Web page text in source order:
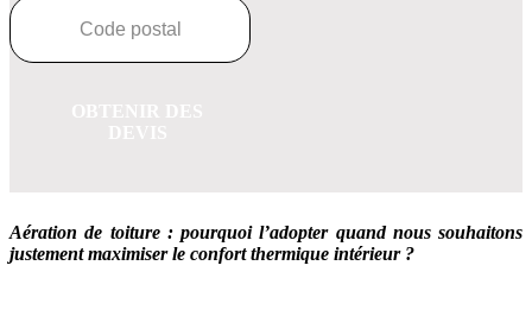
Aération de toiture : pourquoi l’adopter quand nous souhaitons
justement maximiser le confort thermique intérieur ?